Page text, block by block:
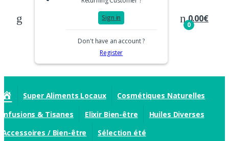
Sign in
Don't have an account ?
Register
0
0.00€
c
u
Super Aliments Locaux
Cosmétiques Naturelles
Infusions & Tisanes
Elixir Bien-être
Huiles Diverses
Accessoires / Bien-être
Sélection été